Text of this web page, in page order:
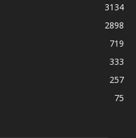
3134
2898
719
333
257
75